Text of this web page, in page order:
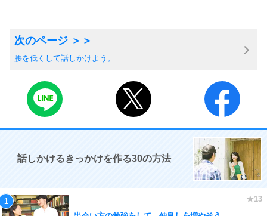
腰を低くして話しかけよう。
話しかけるきっかけを作る30の方法